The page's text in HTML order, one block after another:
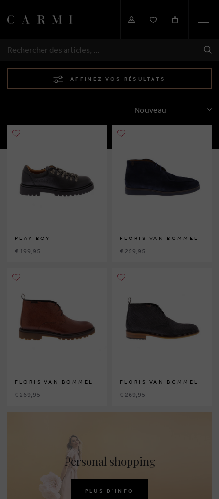
RECHERCHER
AFFINEZ VOS RÉSULTATS
TRIER
PLAY BOY
€ 199,95
FLORIS VAN BOMMEL
€ 259,95
FLORIS VAN BOMMEL
€ 269,95
FLORIS VAN BOMMEL
€ 269,95
Personal shopping
PLUS D'INFO